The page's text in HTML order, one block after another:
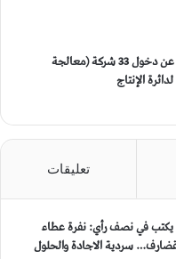
الموارد المعدنية تعلن عن دخول 33 شركة (معالجة
الإنتاج
تعليقات
يكتب في نصف رأي: نفرة عطاء
سردية الاجادة والحلول